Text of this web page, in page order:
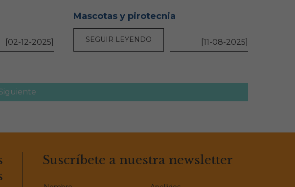
[02-12-2025]
Mascotas y pirotecnia
SEGUIR LEYENDO [11-08-2025]
Suscríbete a nuestra newsletter